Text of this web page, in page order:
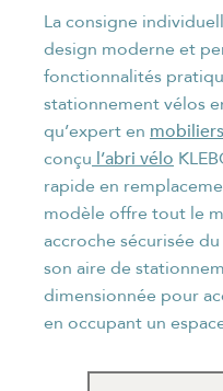
La consigne
design moderne et
fonctionnalités
stationnement vélos
qu’expert en
conçu l’abri vélo
rapide en
modèle offre tout le
accroche sécurisée
son aire de
dimensionnée pour
en occupant un
plus
NOM